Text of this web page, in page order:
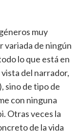
muy
variada de ningún
lo que está en
del narrador,
sino de tipo de
con ninguna
Otras veces la
de la vida